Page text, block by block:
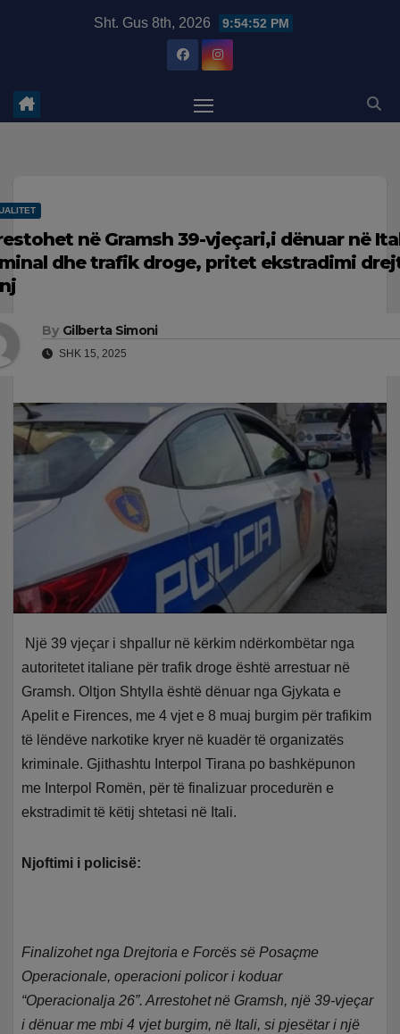
Sht. Gus 8th, 2026 9:54:53 PM
në Gramsh 39-vjeçari,i dënuar në
dhe trafik droge, pritet ekstradimi
By Gilberta Simoni
SHK 15, 2025
Një 39 vjeçar i shpallur në kërkim ndërkombëtar nga
autoritetet italiane për trafik droge është arrestuar në
Gramsh. Oltjon Shtylla është dënuar nga Gjykata e
Apelit e Firences, me 4 vjet e 8 muaj burgim për trafikim
të lëndëve narkotike kryer në kuadër të organizatës
kriminale. Gjithashtu Interpol Tirana po bashkëpunon
me Interpol Romën, për të finalizuar procedurën e
ekstradimit të këtij shtetasi në Itali.
Njoftimi i policisë:
Finalizohet nga Drejtoria e Forcës së Posaçme
Operacionale, operacioni policor i koduar
“Operacionalja 26”. Arrestohet në Gramsh, një 39-vjeçar
i dënuar me mbi 4 vjet burgim, në Itali, si pjesëtar i një